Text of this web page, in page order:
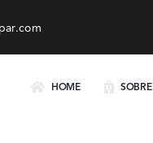
HOME SOBRE